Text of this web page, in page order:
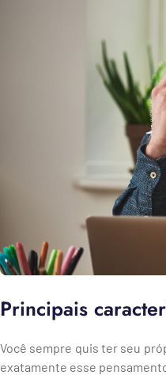
Principais
Você sempre quis ter seu
exatamente esse